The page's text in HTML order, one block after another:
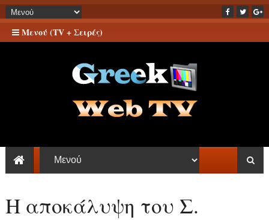
Μενού (TV + Σειρές)
Η αποκάλυψη του Σ.